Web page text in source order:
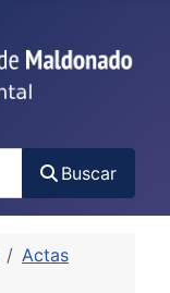
Buscar
Actas